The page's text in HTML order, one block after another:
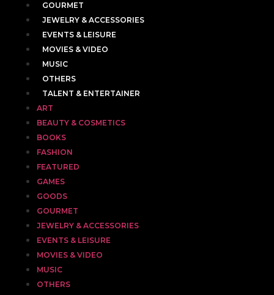
GOURMET
JEWELRY & ACCESSORIES
EVENTS & LEISURE
MOVIES & VIDEO
MUSIC
OTHERS
TALENT & ENTERTAINER
ART
BEAUTY & COSMETICS
BOOKS
FASHION
FEATURED
GAMES
GOODS
GOURMET
JEWELRY & ACCESSORIES
EVENTS & LEISURE
MOVIES & VIDEO
MUSIC
OTHERS